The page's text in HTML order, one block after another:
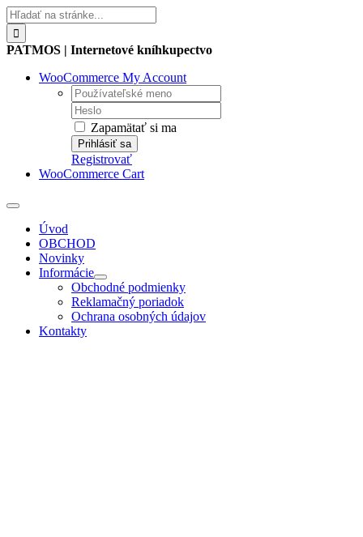
Skip
to
content
Hľadať:
PATMOS | Internetové kníhkupectvo
WooCommerce My Account
Username:
Password:
Zapamätať si ma
Registrovať
WooCommerce Cart
Toggle
Navigation
Úvod
OBCHOD
Novinky
Informácie
Obchodné podmienky
Reklamačný poriadok
Ochrana osobných údajov
Kontakty